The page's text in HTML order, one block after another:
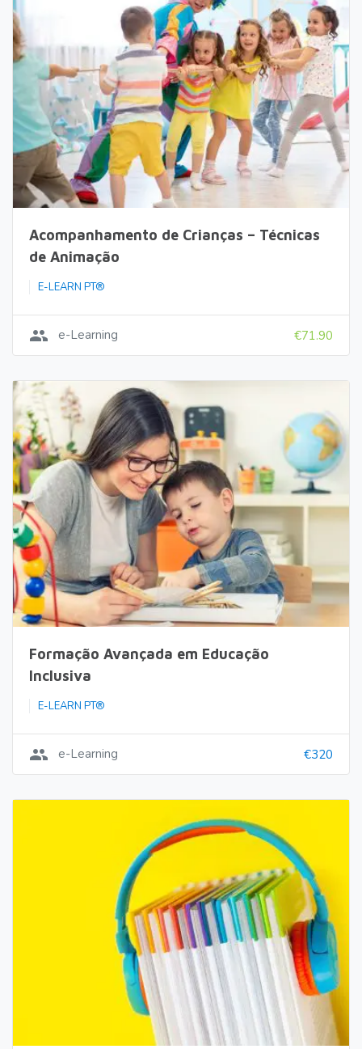
Acompanhamento de Crianças – Técnicas
de Animação
E-LEARN PT®
group e-Learning €71.90
Formação Avançada em Educação
Inclusiva
E-LEARN PT®
group e-Learning €320